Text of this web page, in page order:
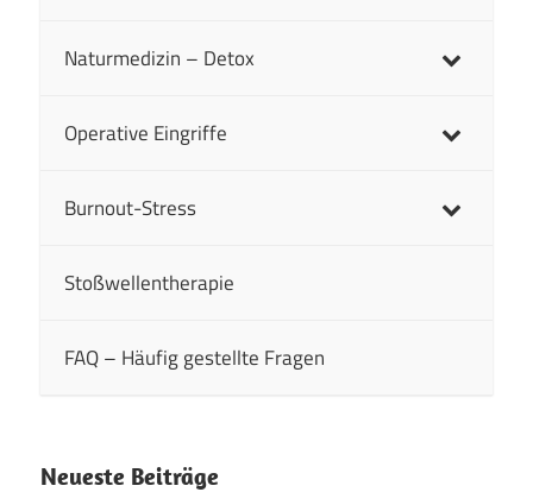
Naturmedizin – Detox
Operative Eingriffe
Burnout-Stress
Stoßwellentherapie
FAQ – Häufig gestellte Fragen
Neueste Beiträge